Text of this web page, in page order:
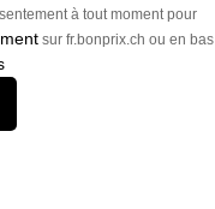
à tout moment pour
sur fr.bonprix.ch ou en bas